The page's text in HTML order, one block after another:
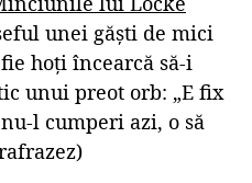
unei găști de mici
hoți încearcă să-i
unui preot orb: „E fix
l cumperi azi, o să